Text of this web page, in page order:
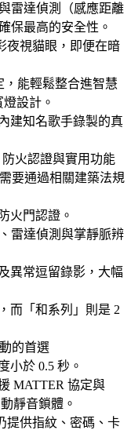
雷達偵測（感應距離
保最高的安全性。
夜視貓眼，即便在暗
，能輕鬆整合進智慧
設計。
建知名歌手錄製的真
火認證與實用功能
要通過相關建築法規
火門認證。
雷達偵測與掌靜脈辨
異常逗留錄影，大幅
而「和系列」則是 2
的首選
小於 0.5 秒。
MATTER 協定與
靜音鎖體。
提供指紋、密碼、卡